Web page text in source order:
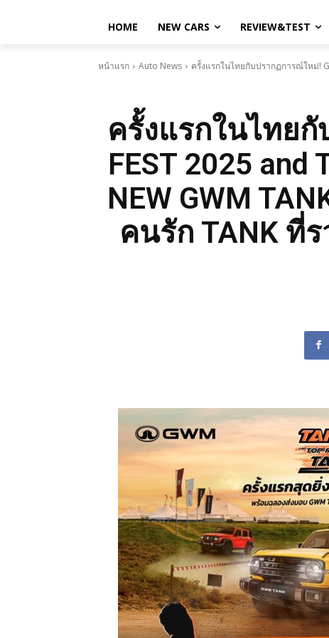
HOME NEW CARS REVIEW&TEST
หน้าแรก Auto News ครั้งแรกในไทยกับปรากฏการณ์ใหม่!
ครั้งแรกในไทย
FEST 2025 and
NEW GWM
คนรัก TANK ที่